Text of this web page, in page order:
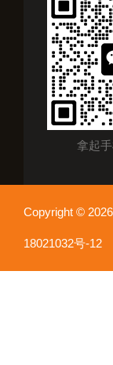
拿起
Copyright ©
18021032号-12